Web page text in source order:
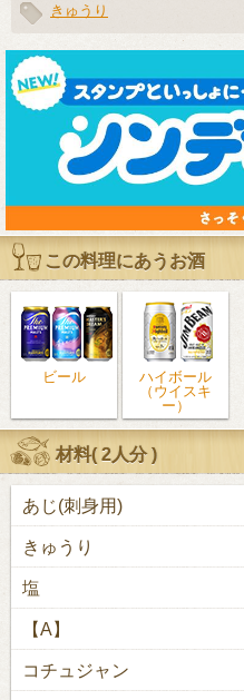
きゅうり
この料理にあうお酒
ビール
ハイボール
（ウイスキ
ー）
材料(2人分)
あじ(刺身用)
きゅうり
塩
【A】
コチュジャン